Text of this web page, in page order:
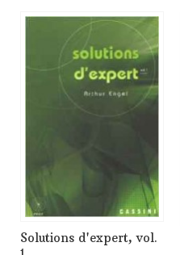
Solutions d'expert, vol.